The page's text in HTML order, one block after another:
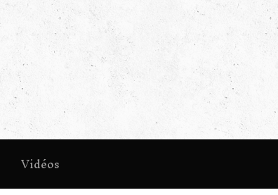
Vidéos